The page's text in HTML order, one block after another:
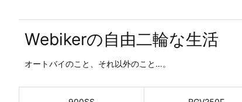
Webikerの自由二輪な生活
オートバイのこと、それ以外のこと…。